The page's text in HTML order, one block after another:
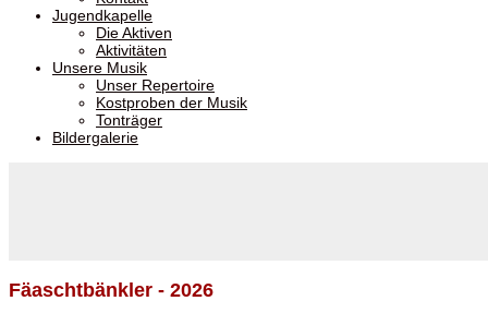
Jugendkapelle
Die Aktiven
Aktivitäten
Unsere Musik
Unser Repertoire
Kostproben der Musik
Tonträger
Bildergalerie
Fäaschtbänkler - 2026